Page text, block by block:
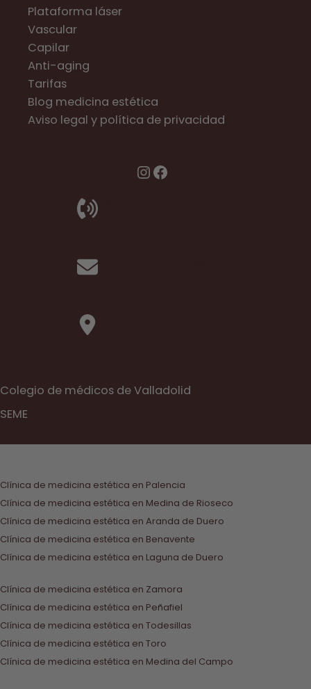
Plataforma láser
Vascular
Capilar
Anti-aging
Tarifas
Blog medicina estética
Aviso legal y política de privacidad
InstagramFacebook
Colegio de médicos de Valladolid
SEME
Clínica de medicina estética en Palencia
Clínica de medicina estética en Medina de Rioseco
Clínica de medicina estética en Aranda de Duero
Clínica de medicina estética en Benavente
Clínica de medicina estética en Laguna de Duero
Clínica de medicina estética en Zamora
Clínica de medicina estética en Peñafiel
Clínica de medicina estética en Todesillas
Clínica de medicina estética en Toro
Clínica de medicina estética en Medina del Campo